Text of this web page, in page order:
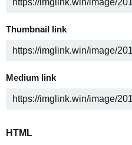
Thumbnail link
Medium link
HTML